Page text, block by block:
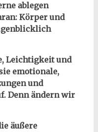
ablegen
Körper und
Leichtigkeit und
emotionale,
und
Denn ändern wir
äußere